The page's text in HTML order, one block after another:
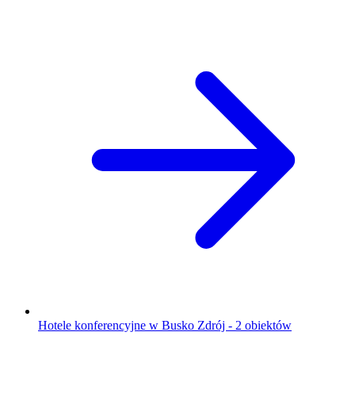
Hotele konferencyjne w Busko Zdrój - 2 obiektów